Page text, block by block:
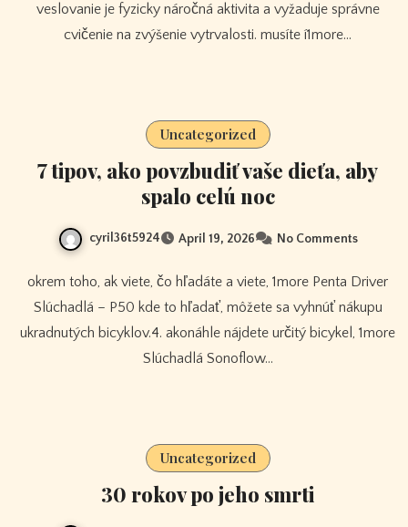
veslovanie je fyzicky náročná aktivita a vyžaduje správne
cvičenie na zvýšenie vytrvalosti. musíte í1more…
Uncategorized
7 tipov, ako povzbudiť vaše dieťa, aby
spalo celú noc
cyril36t5924 April 19, 2026 No Comments
okrem toho, ak viete, čo hľadáte a viete, 1more Penta Driver
Slúchadlá – P50 kde to hľadať, môžete sa vyhnúť nákupu
ukradnutých bicyklov.4. akonáhle nájdete určitý bicykel, 1more
Slúchadlá Sonoflow…
Uncategorized
30 rokov po jeho smrti